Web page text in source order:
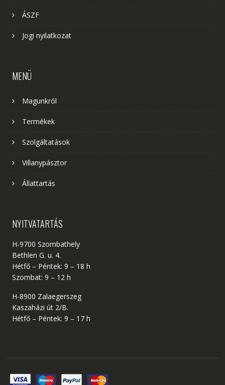
ÁSZF
Jogi nyilatkozat
MENÜ
Magunkról
Termékek
Szolgáltatások
Villanypásztor
Állattartás
NYITVATARTÁS
H-9700 Szombathely
Bethlen G. u. 4.
Hétfő – Péntek: 9 – 18 h
Szombat: 9 – 12 h
H-8900 Zalaegerszeg
Kaszaházi út 2/B.
Hétfő – Péntek: 9 – 17 h